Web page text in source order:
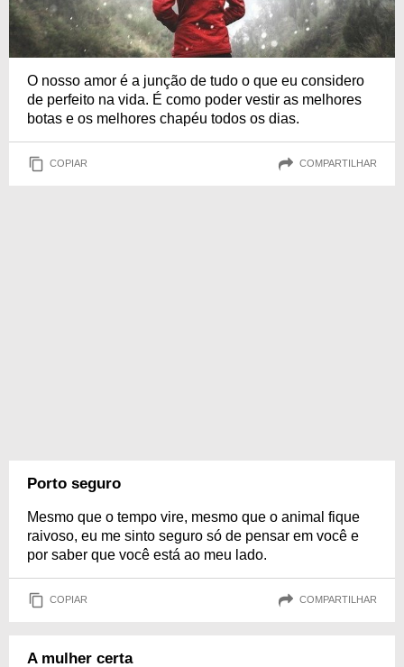
O nosso amor é a junção de tudo o que eu considero
de perfeito na vida. É como poder vestir as melhores
botas e os melhores chapéu todos os dias.
COPIAR COMPARTILHAR
Porto seguro
Mesmo que o tempo vire, mesmo que o animal fique
raivoso, eu me sinto seguro só de pensar em você e
por saber que você está ao meu lado.
COPIAR COMPARTILHAR
A mulher certa